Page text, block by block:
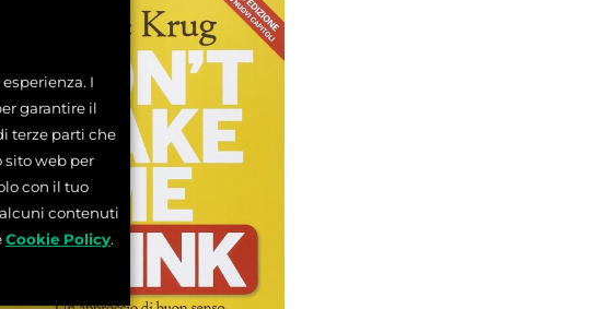
I
garantire il
terze parti che
sito web per
con il tuo
contenuti
Cookie Policy.